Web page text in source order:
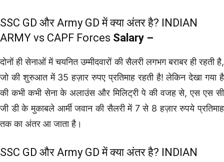
SSC GD और Army GD में क्या अंतर है? INDIAN
ARMY vs CAPF Forces Salary –
दोनों ही सेनाओं में चयनित उम्मीदवारों की सैलरी लगभग बराबर ही रहती है,
जो की शुरुआत में 35 हज़ार रुपए प्रतिमाह रहती है! लेकिन देखा गया है
की कभी कभी सेना के अलाउंस और मिलिट्री पे की वजह से, एस एस सी
जी डी के मुकाबले आर्मी जवान की सैलरी में 7 से 8 हज़ार रुपये प्रतिमाह
तक का अंतर आ जाता है।
SSC GD और Army GD में क्या अंतर है? INDIAN